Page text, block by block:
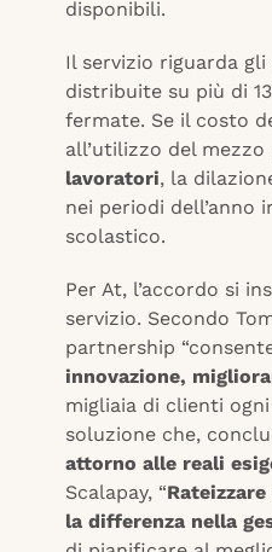
disponibili.
Il servizio riguarda
distribuite su più di
fermate. Se il costo
all’utilizzo del
lavoratori, la
nei periodi dell’anno
scolastico.
Per At, l’accordo si
servizio. Secondo
partnership
innovazione,
migliaia di clienti
soluzione che,
attorno alle reali
Scalapay, “
la differenza nella